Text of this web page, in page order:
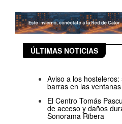
ÚLTIMAS NOTICIAS
Aviso a los
barras en las
El Centro Tomás
de acceso y daños
Sonorama Ribera